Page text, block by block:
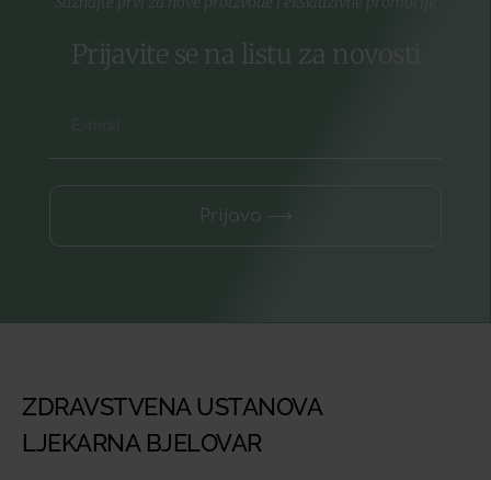
Prijavite se na listu za novosti
Prijava ⟶
ZDRAVSTVENA USTANOVA
LJEKARNA BJELOVAR